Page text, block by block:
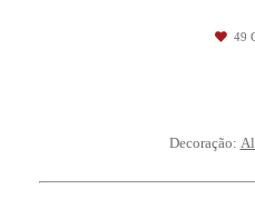
49
Decoração: